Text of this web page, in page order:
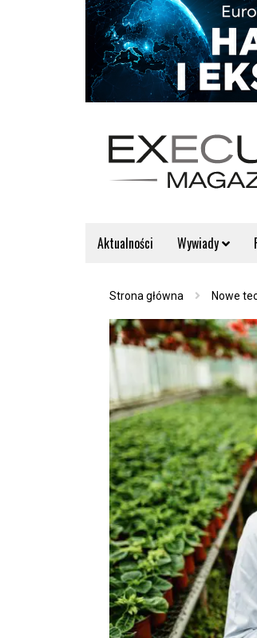
Aktualności Wywiady
Strona główna Nowe